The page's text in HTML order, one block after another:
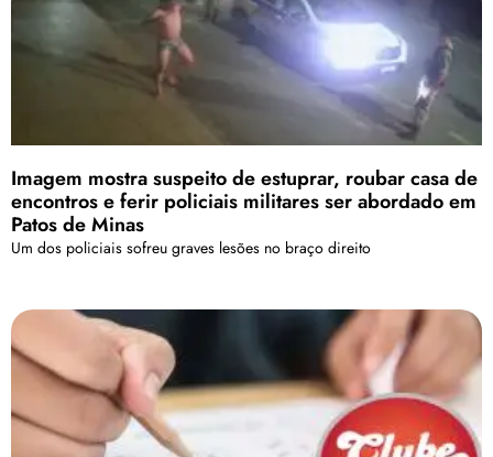
Imagem mostra suspeito de estuprar, roubar casa de
encontros e ferir policiais militares ser abordado em
Patos de Minas
Um dos policiais sofreu graves lesões no braço direito